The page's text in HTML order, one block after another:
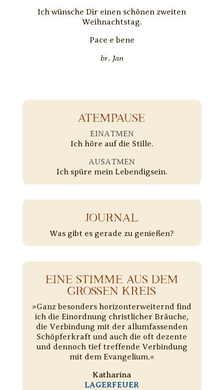
Ich wünsche Dir einen schönen zweiten
Weihnachtstag.
Pace e bene
br. Jan
ATEMPAUSE
EINATMEN
Ich höre auf die Stille.
AUSATMEN
Ich spüre mein Lebendigsein.
JOURNAL
Was gibt es gerade zu genießen?
EINE STIMME AUS DEM
GROSSEN KREIS
»Ganz besonders horizonterweiternd find
ich die Einordnung christlicher Bräuche,
die Verbindung mit der allumfassenden
Schöpferkraft und auch die oft dezente
und dennoch tief treffende Verbindung
mit dem Evangelium.«
Katharina
LAGERFEUER